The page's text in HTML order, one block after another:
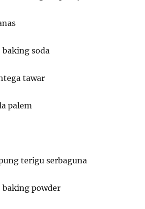
baking soda
tawar
palem
terigu serbaguna
baking powder